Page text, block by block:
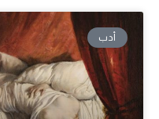
أدب